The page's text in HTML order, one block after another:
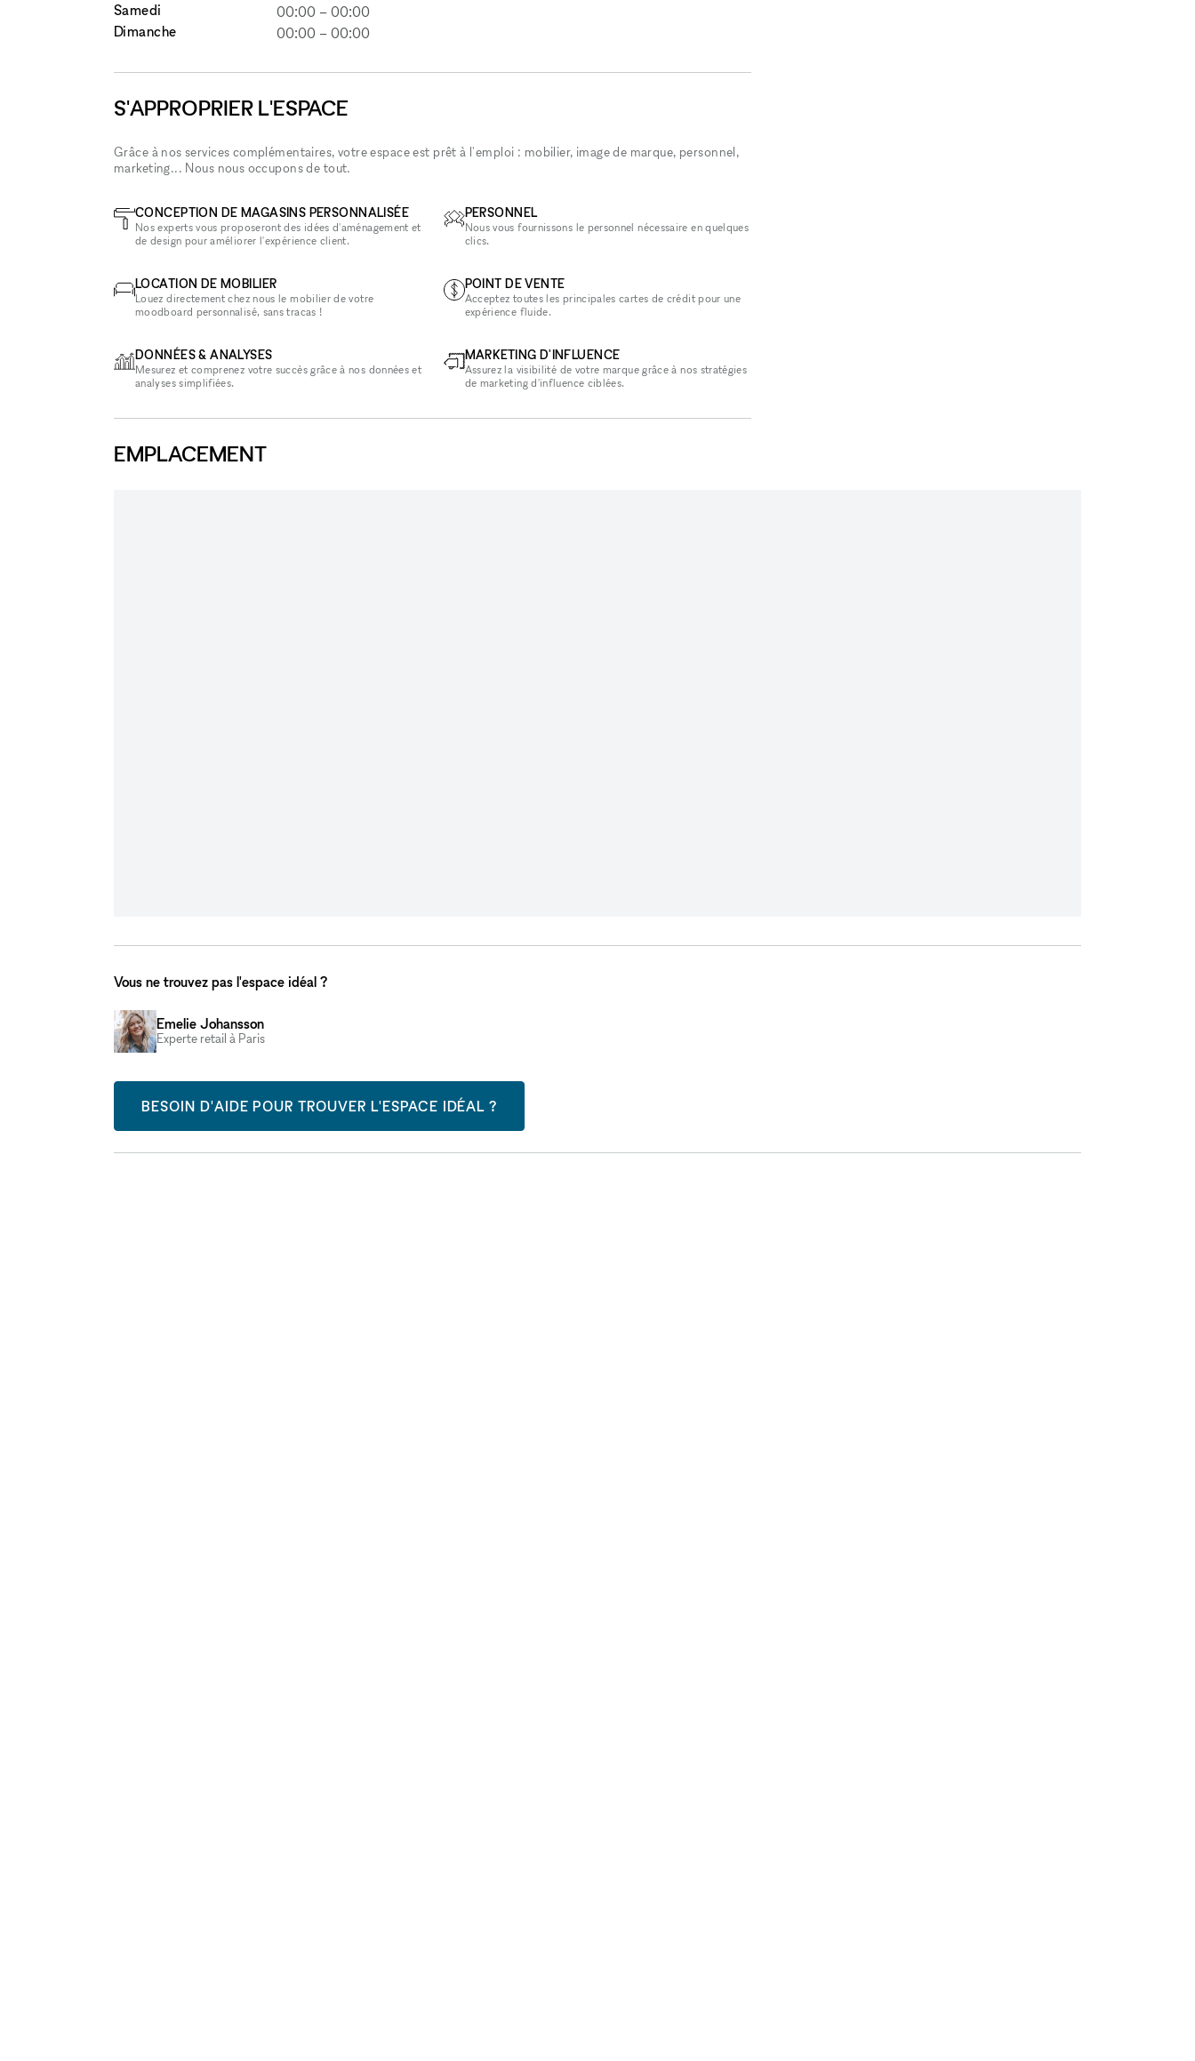
Samedi
00:00 –00:00
Dimanche
00:00 –00:00
S'APPROPRIER L'ESPACE
Grâce à nos services complémentaires, votre espace est prêt à l'emploi : mobilier, image de marque, personnel,
marketing... Nous nous occupons de tout.
CONCEPTION DE MAGASINS PERSONNALISÉE
Nos experts vous proposeront des idées d'aménagement et
de design pour améliorer l'expérience client.
LOCATION DE MOBILIER
Louez directement chez nous le mobilier de votre
moodboard personnalisé, sans tracas !
DONNÉES & ANALYSES
Mesurez et comprenez votre succès grâce à nos données et
analyses simplifiées.
PERSONNEL
Nous vous fournissons le personnel nécessaire en quelques
clics.
POINT DE VENTE
Acceptez toutes les principales cartes de crédit pour une
expérience fluide.
MARKETING D'INFLUENCE
Assurez la visibilité de votre marque grâce à nos stratégies
de marketing d'influence ciblées.
EMPLACEMENT
Vous ne trouvez pas l'espace idéal ?
Emelie Johansson
Experte retail à Paris
BESOIN D'AIDE POUR TROUVER L'ESPACE IDÉAL ?